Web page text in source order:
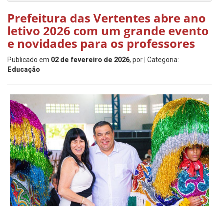
Prefeitura das Vertentes abre ano
letivo 2026 com um grande evento
e novidades para os professores
Publicado em 02 de fevereiro de 2026, por | Categoria:
Educação